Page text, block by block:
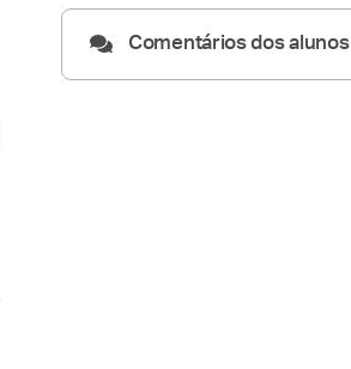
Comentários dos alunos